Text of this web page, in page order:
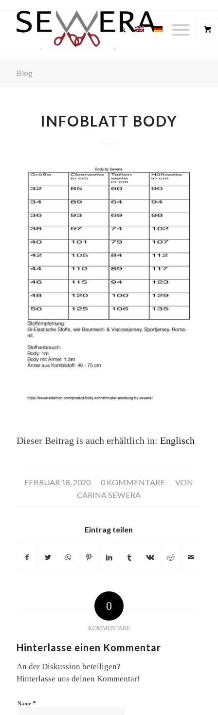
Blog
INFOBLATT BODY
Dieser Beitrag is auch erhältlich in: Englisch
FEBRUAR 18, 2020
/ 0 KOMMENTARE
/
VON
CARINA SEWERA
Eintrag teilen
0
KOMMENTARE
Hinterlasse einen Kommentar
An der Diskussion beteiligen?
Hinterlasse uns deinen Kommentar!
Name *